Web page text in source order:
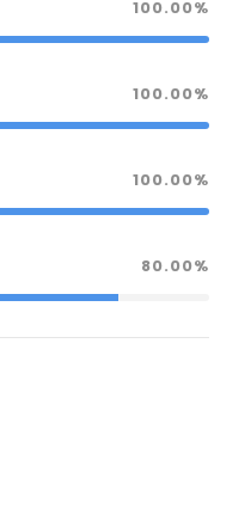
100.00%
100.00%
100.00%
80.00%